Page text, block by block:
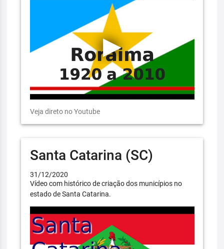
Veja direto no Youtube
Santa Catarina (SC)
31/12/2020
Vídeo com histórico de criação dos municípios no
estado de Santa Catarina.